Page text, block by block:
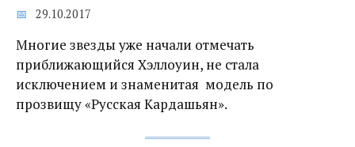
29.10.2017
Многие звезды уже начали отмечать
приближающийся Хэллоуин, не стала
исключением и знаменитая модель по
прозвищу «Русская Кардашьян».